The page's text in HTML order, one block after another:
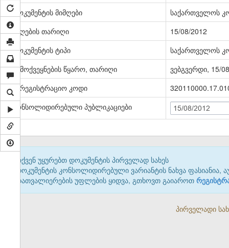
დოკუმენტის მიმღები
საქართველოს
მიღების თარიღი
15/08/2012
დოკუმენტის ტიპი
საქართველოს
გამოქვეყნების წყარო, თარიღი
ვებგვერდი, 15/
სარეგისტრაციო კოდი
კონსოლიდირებული პუბლიკაციები
15/08/2012
თქვენ უყურებთ დოკუმენტის პირველად სახეს
დოკუმენტის კონსოლიდირებული ვარიანტის ნახვა ფასიანია,
დათვალიერების უფლების ყიდვა, გთხოვთ გაიაროთ
პირველადი